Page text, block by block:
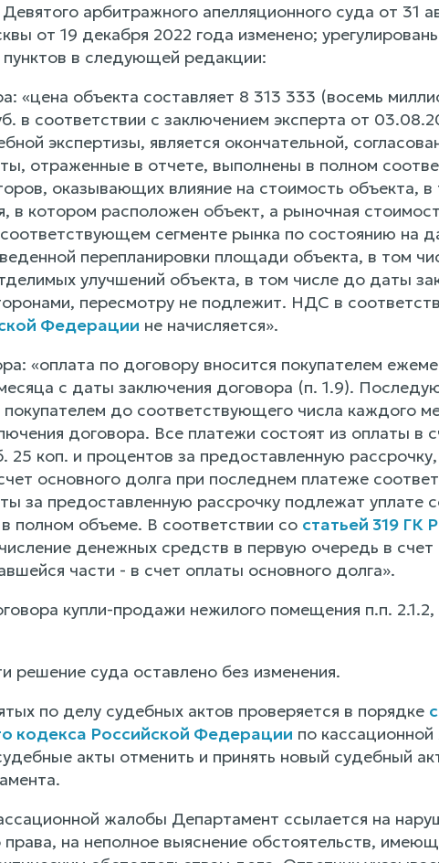
арбитражного апелляционного суда от 31
от 19 декабря 2022 года изменено;
пунктов в следующей редакции:
«цена объекта составляет 8 313 333 (восемь
в соответствии с заключением эксперта от
экспертизы, является окончательной,
отраженные в отчете, выполнены в полном
оказывающих влияние на стоимость объекта,
в котором расположен объект, а рыночная
сегменте рынка по состоянию на
перепланировки площади объекта, в том
улучшений объекта, в том числе до даты
пересмотру не подлежит. НДС в
Федерации не начисляется».
«оплата по договору вносится покупателем
с даты заключения договора (п. 1.9).
до соответствующего числа каждого
договора. Все платежи состоят из оплаты в
25 коп. и процентов за предоставленную
основного долга при последнем платеже
за предоставленную рассрочку подлежат уплате
полном объеме. В соответствии со статьей 319 ГК
денежных средств в первую очередь в
части - в счет оплаты основного долга».
купли-продажи нежилого помещения п.п. 2.1.2,
решение суда оставлено без изменения.
по делу судебных актов проверяется в порядке
кодекса Российской Федерации по
акты отменить и принять новый судебный
жалобы Департамент ссылается на
права, на неполное выяснение обстоятельств,